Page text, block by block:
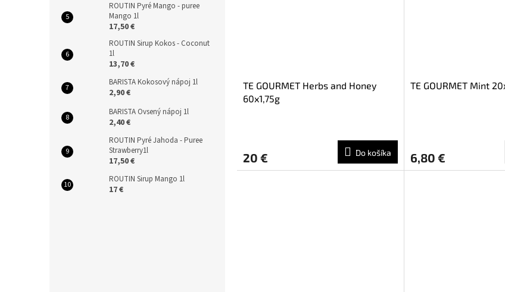
ROUTIN Pyré Mango - puree
Mango 1l
17,50 €
ROUTIN Sirup Kokos - Coconut
1l
13,70 €
BARISTA Kokosový nápoj 1l
2,90 €
BARISTA Ovsený nápoj 1l
2,40 €
ROUTIN Pyré Jahoda - Puree
Strawberry1l
17,50 €
ROUTIN Sirup Mango 1l
17 €
TE GOURMET Herbs and Honey
60x1,75g
20 € Do košíka
TE GOURMET Mint
6,80 €